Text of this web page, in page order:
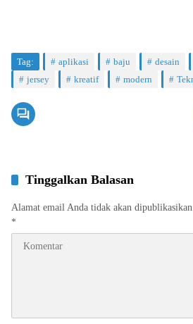
Tag: aplikasi baju desain
jersey
kreatif modern
Tinggalkan Balasan
Alamat email Anda tidak akan
*